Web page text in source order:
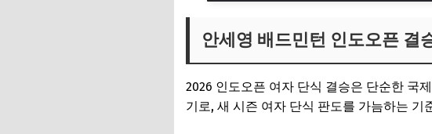
안세영 배드민턴 인도오픈 결
2026 인도오픈 여자 단식 결승은 단순한 국
기로, 새 시즌 여자 단식 판도를 가늠하는 기